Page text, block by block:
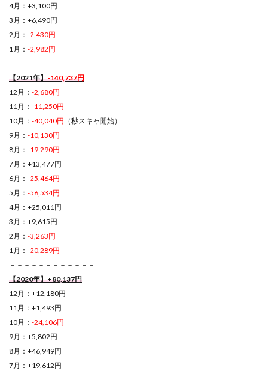
4月：+3,100円
3月：+6,490円
2月： -2,430円
1月： -2,982円
－－－－－－－－－－－－
【2021年】-140,737円
12月： -2,680円
11月： -11,250円
10月： -40,040円 （秒スキャ開始）
9月： -10,130円
8月： -19,290円
7月：+13,477円
6月： -25,464円
5月： -56,534円
4月：+25,011円
3月：+9,615円
2月： -3,263円
1月： -20,289円
－－－－－－－－－－－－
【2020年】+80,137円
12月：+12,180円
11月：+1,493円
10月： -24,106円
9月：+5,802円
8月：+46,949円
7月：+19,612円